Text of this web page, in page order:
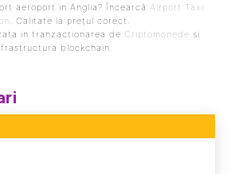
aeroport in Anglia? Încearcă Airport Taxi
. Calitate la prețul corect.
in tranzactionarea de Criptomonede si
blockchain.